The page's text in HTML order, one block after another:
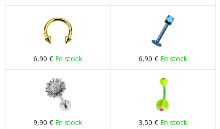
6,90 € En stock 6,90 € En stock
9,90 € En stock 3,50 € En stock